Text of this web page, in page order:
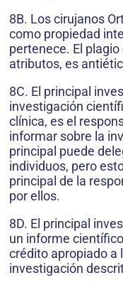
8B. Los cirujanos
como propiedad
pertenece. El
atributos, es
8C. El principal
investigación
clínica, es el
informar sobre la
principal puede
individuos, pero
principal de la
por ellos.
8D. El principal
un informe
crédito apropiado a
investigación